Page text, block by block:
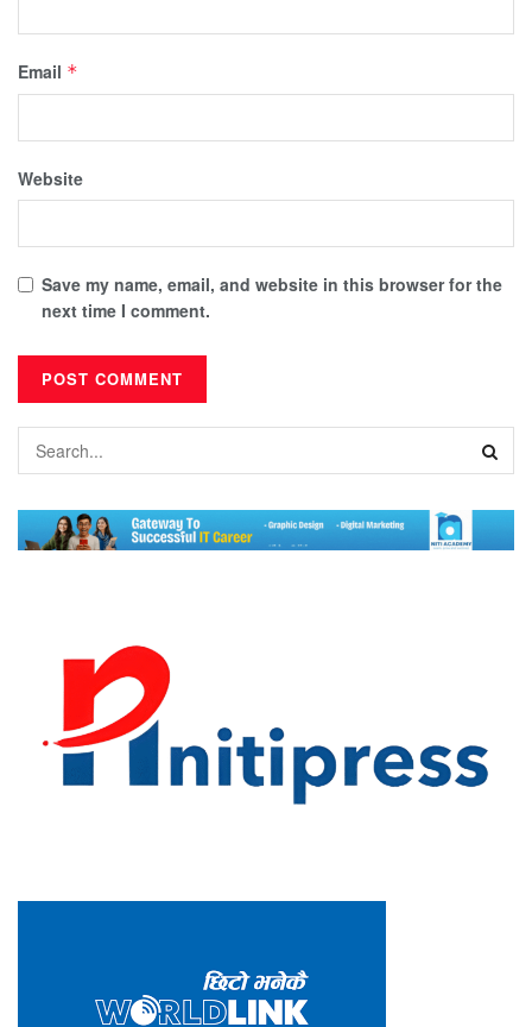
Email *
Website
Save my name, email, and website in this browser for the
next time I comment.